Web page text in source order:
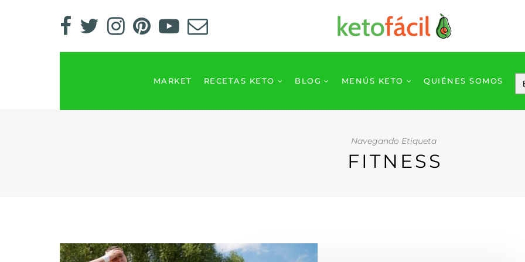
MARKET RECETAS KETO BLOG MENÚS KETO QUIÉNES SOMOS
Navegando Etiqueta
FITNESS